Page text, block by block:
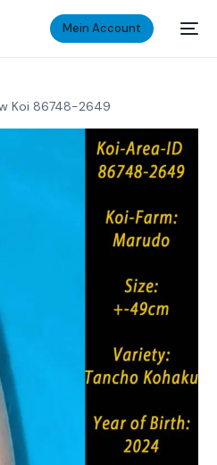
Mein Account
Koi 86748-2649